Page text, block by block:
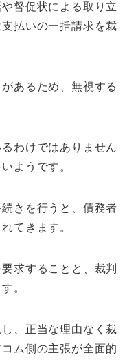
督促状による取り立
払いの一括請求を裁
あるため、無視する
わけではありません
ようです。
きを行うと、債務者
てきます。
求することと、裁判
。
、正当な理由なく裁
ム側の主張が全面的